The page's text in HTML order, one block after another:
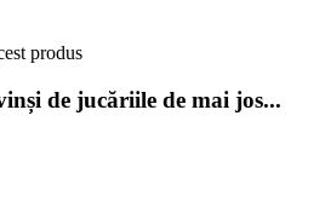
produs
de jucăriile de mai jos...